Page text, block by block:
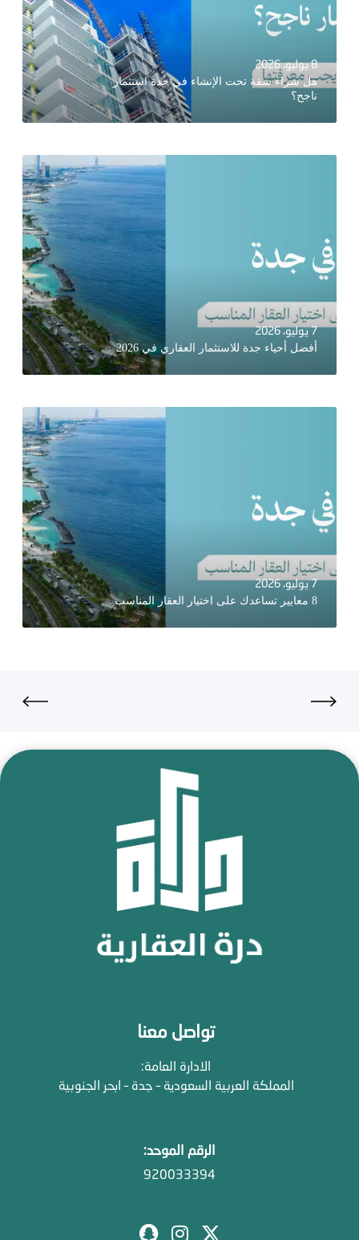
8 يوليو، 2026
هل شراء شقة تحت الإنشاء في جدة استثمار
ناجح؟
7 يوليو، 2026
أفضل أحياء جدة للاستثمار العقاري في 2026
7 يوليو، 2026
8 معايير تساعدك على اختيار العقار المناسب
تواصل معنا
الادارة العامة:
المملكة العربية السعودية – جدة – ابحر الجنوبية
الرقم الموحد:
920033394